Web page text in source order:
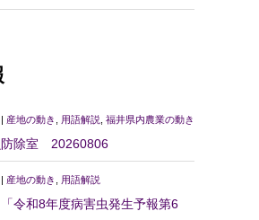
産地の動き 用語解説 福井県内農業の動き
防除室 20260806
産地の動き 用語解説
令和8年度病害虫発生予報第6